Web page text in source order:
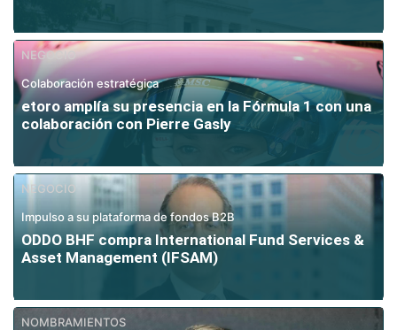
NEGOCIO
Colaboración estratégica
etoro amplía su presencia en la Fórmula 1 con una
colaboración con Pierre Gasly
NEGOCIO
Impulso a su plataforma de fondos B2B
ODDO BHF compra International Fund Services &
Asset Management (IFSAM)
NOMBRAMIENTOS